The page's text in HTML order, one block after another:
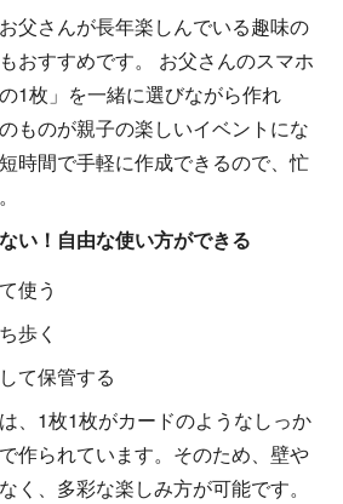
父さんが長年楽しんでいる趣味の
おすすめです。 お父さんのスマホ
1枚」を一緒に選びながら作れ
ものが親子の楽しいイベントにな
時間で手軽に作成できるので、忙
い！自由な使い方ができる
使う
歩く
て保管する
、1枚1枚がカードのようなしっか
作られています。そのため、壁や
く、多彩な楽しみ方が可能です。